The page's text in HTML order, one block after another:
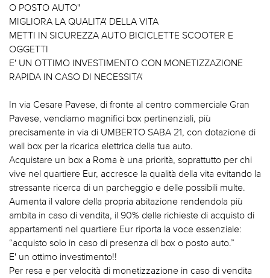
O POSTO AUTO"
MIGLIORA LA QUALITA' DELLA VITA
METTI IN SICUREZZA AUTO BICICLETTE SCOOTER E
OGGETTI
E' UN OTTIMO INVESTIMENTO CON MONETIZZAZIONE
RAPIDA IN CASO DI NECESSITA'
In via Cesare Pavese, di fronte al centro commerciale Gran
Pavese, vendiamo magnifici box pertinenziali, più
precisamente in via di UMBERTO SABA 21, con dotazione di
wall box per la ricarica elettrica della tua auto.
Acquistare un box a Roma è una priorità, soprattutto per chi
vive nel quartiere Eur, accresce la qualità della vita evitando la
stressante ricerca di un parcheggio e delle possibili multe.
Aumenta il valore della propria abitazione rendendola più
ambita in caso di vendita, il 90% delle richieste di acquisto di
appartamenti nel quartiere Eur riporta la voce essenziale:
“acquisto solo in caso di presenza di box o posto auto.”
E' un ottimo investimento!!
Per resa e per velocità di monetizzazione in caso di vendita